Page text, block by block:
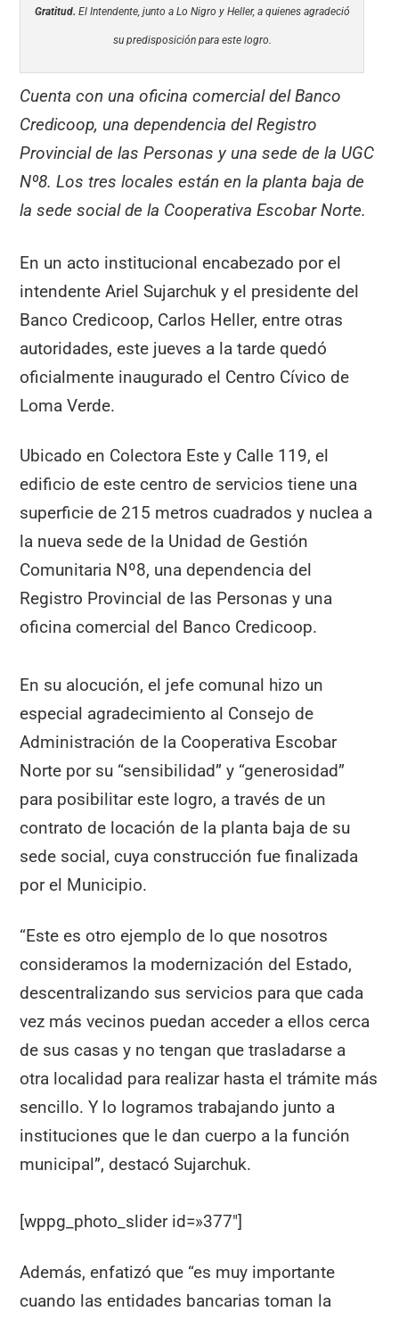
Gratitud. El Intendente, junto a Lo Nigro y Heller, a quienes agradeció
su predisposición para este logro.
Cuenta con una oficina comercial del Banco
Credicoop, una dependencia del Registro
Provincial de las Personas y una sede de la UGC
Nº8. Los tres locales están en la planta baja de
la sede social de la Cooperativa Escobar Norte.
En un acto institucional encabezado por el
intendente Ariel Sujarchuk y el presidente del
Banco Credicoop, Carlos Heller, entre otras
autoridades, este jueves a la tarde quedó
oficialmente inaugurado el Centro Cívico de
Loma Verde.
Ubicado en Colectora Este y Calle 119, el
edificio de este centro de servicios tiene una
superficie de 215 metros cuadrados y nuclea a
la nueva sede de la Unidad de Gestión
Comunitaria Nº8, una dependencia del
Registro Provincial de las Personas y una
oficina comercial del Banco Credicoop.
En su alocución, el jefe comunal hizo un
especial agradecimiento al Consejo de
Administración de la Cooperativa Escobar
Norte por su “sensibilidad” y “generosidad”
para posibilitar este logro, a través de un
contrato de locación de la planta baja de su
sede social, cuya construcción fue finalizada
por el Municipio.
“Este es otro ejemplo de lo que nosotros
consideramos la modernización del Estado,
descentralizando sus servicios para que cada
vez más vecinos puedan acceder a ellos cerca
de sus casas y no tengan que trasladarse a
otra localidad para realizar hasta el trámite más
sencillo. Y lo logramos trabajando junto a
instituciones que le dan cuerpo a la función
municipal”, destacó Sujarchuk.
[wppg_photo_slider id=»377″]
Además, enfatizó que “es muy importante
cuando las entidades bancarias toman la